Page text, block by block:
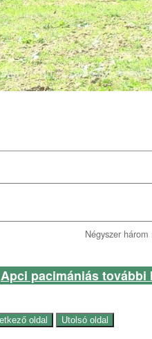
Négyszer
Apci pacimániás további